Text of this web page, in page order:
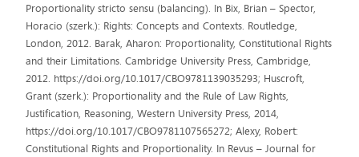
Proportionality stricto sensu (balancing). In Bix, Brian – Spector,
Horacio (szerk.): Rights: Concepts and Contexts. Routledge,
London, 2012. Barak, Aharon: Proportionality, Constitutional Rights
and their Limitations. Cambridge University Press, Cambridge,
2012. https://doi.org/10.1017/CBO9781139035293; Huscroft,
Grant (szerk.): Proportionality and the Rule of Law Rights,
Justification, Reasoning, Western University Press, 2014,
https://doi.org/10.1017/CBO9781107565272; Alexy, Robert:
Constitutional Rights and Proportionality. In Revus – Journal for